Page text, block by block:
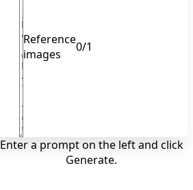
Reference
images
0/1
Enter a prompt on the left and click
Generate.